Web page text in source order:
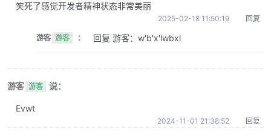
笑死了感觉开发者精神状态非常美丽
2025-02-18 11:50:19 回复
游客 游客 ： 回复 游客：w'b'x'lwbxl
游客 游客 说：
Evwt
2024-11-01 21:38:52 回复